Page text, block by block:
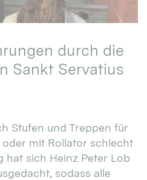
durch die
Sankt Servatius
Stufen und Treppen für
mit Rollator schlecht
hat sich Heinz Peter Lob
sodass alle